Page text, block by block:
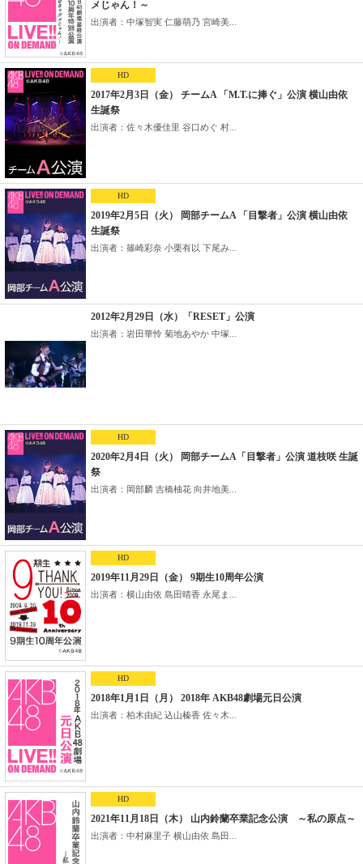
メじゃん！～
出演者：中塚智実 仁藤萌乃 宮崎美...
HD
2017年2月3日（金） チームA 「M.T.に捧ぐ」公演 横山由依
生誕祭
出演者：佐々木優佳里 谷口めぐ 村...
HD
2019年2月5日（火） 岡部チームA 「目撃者」公演 横山由依
生誕祭
出演者：篠崎彩奈 小栗有以 下尾み...
2012年2月29日（水）「RESET」公演
出演者：岩田華怜 菊地あやか 中塚...
HD
2020年2月4日（火） 岡部チームA「目撃者」公演 道枝咲 生誕
祭
出演者：岡部麟 吉橋柚花 向井地美...
HD
2019年11月29日（金） 9期生10周年公演
出演者：横山由依 島田晴香 永尾ま...
HD
2018年1月1日（月） 2018年 AKB48劇場元日公演
出演者：柏木由紀 込山榛香 佐々木...
HD
2021年11月18日（木） 山内鈴蘭卒業記念公演 ～私の原点～
出演者：中村麻里子 横山由依 島田...